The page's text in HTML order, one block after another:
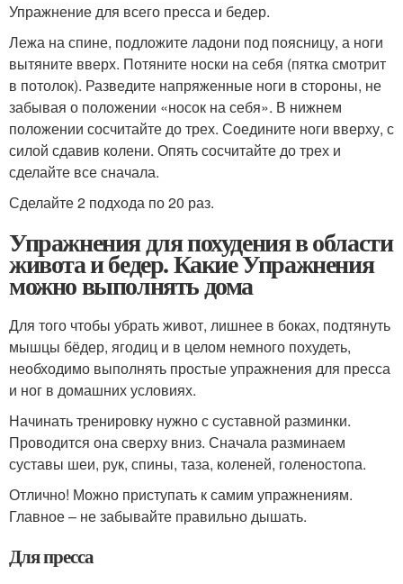
Упражнение для всего пресса и бедер.
Лежа на спине, подложите ладони под поясницу, а ноги
вытяните вверх. Потяните носки на себя (пятка смотрит
в потолок). Разведите напряженные ноги в стороны, не
забывая о положении «носок на себя». В нижнем
положении сосчитайте до трех. Соедините ноги вверху, с
силой сдавив колени. Опять сосчитайте до трех и
сделайте все сначала.
Сделайте 2 подхода по 20 раз.
Упражнения для похудения в области
живота и бедер. Какие Упражнения
можно выполнять дома
Для того чтобы убрать живот, лишнее в боках, подтянуть
мышцы бёдер, ягодиц и в целом немного похудеть,
необходимо выполнять простые упражнения для пресса
и ног в домашних условиях.
Начинать тренировку нужно с суставной разминки.
Проводится она сверху вниз. Сначала разминаем
суставы шеи, рук, спины, таза, коленей, голеностопа.
Отлично! Можно приступать к самим упражнениям.
Главное – не забывайте правильно дышать.
Для пресса